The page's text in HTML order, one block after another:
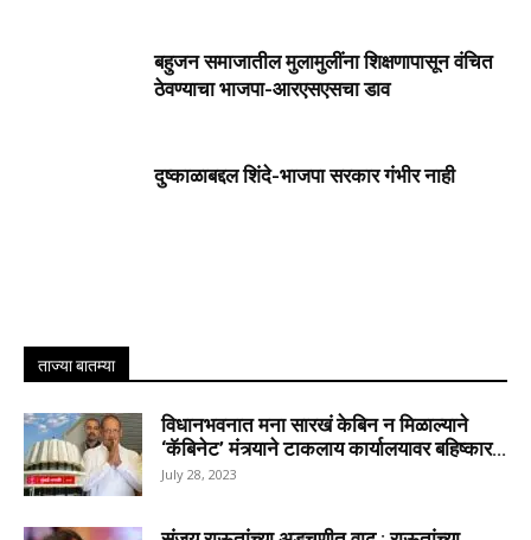
बहुजन समाजातील मुलामुलींना शिक्षणापासून वंचित
ठेवण्याचा भाजपा-आरएसएसचा डाव
दुष्काळाबद्दल शिंदे-भाजपा सरकार गंभीर नाही
ताज्या बातम्या
विधानभवनात मना सारखं केबिन न मिळाल्याने
‘कॅबिनेट’ मंत्र्याने टाकलाय कार्यालयावर बहिष्कार...
July 28, 2023